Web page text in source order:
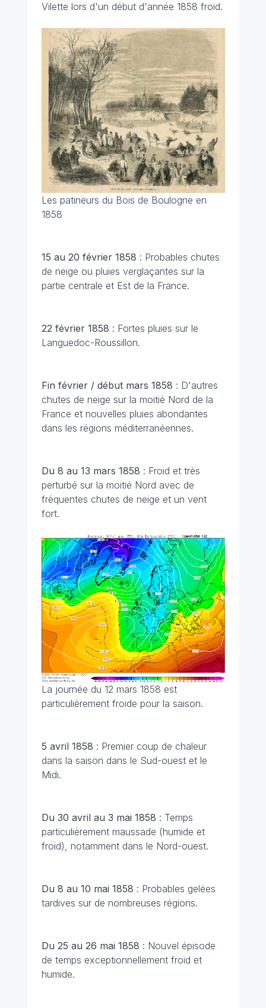
Vilette lors d'un début d'année 1858 froid.
Les patineurs du Bois de Boulogne en
1858
15 au 20 février 1858 : Probables chutes
de neige ou pluies verglaçantes sur la
partie centrale et Est de la France.
22 février 1858 : Fortes pluies sur le
Languedoc-Roussillon.
Fin février / début mars 1858 : D'autres
chutes de neige sur la moitié Nord de la
France et nouvelles pluies abondantes
dans les régions méditerranéennes.
Du 8 au 13 mars 1858 : Froid et très
perturbé sur la moitié Nord avec de
fréquentes chutes de neige et un vent
fort.
La journée du 12 mars 1858 est
particulièrement froide pour la saison.
5 avril 1858 : Premier coup de chaleur
dans la saison dans le Sud-ouest et le
Midi.
Du 30 avril au 3 mai 1858 : Temps
particulièrement maussade (humide et
froid), notamment dans le Nord-ouest.
Du 8 au 10 mai 1858 : Probables gelées
tardives sur de nombreuses régions.
Du 25 au 26 mai 1858 : Nouvel épisode
de temps exceptionnellement froid et
humide.